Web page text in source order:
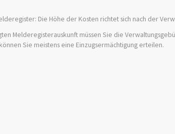
Die Höhe der Kosten richtet sich nach der
Melderegisterauskunft müssen Sie die
Sie meistens eine Einzugsermächtigung erteilen.